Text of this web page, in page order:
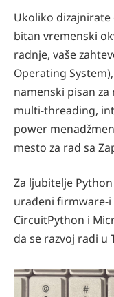
Ukoliko dizajnirate
bitan vremenski
radnje, vaše
Operating
namenski pisan
multi-threading,
power
mesto za rad sa
Za ljubitelje Python
urađeni firmware-i
CircuitPython i
da se razvoj radi u